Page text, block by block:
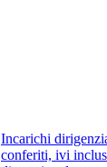
Incarichi
conferiti, ivi